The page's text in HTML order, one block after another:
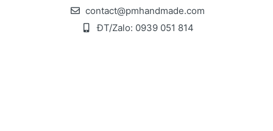
contact@pmhandmade.com
ĐT/Zalo: 0939 051 814